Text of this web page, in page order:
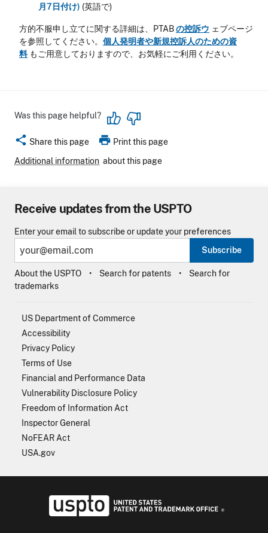
月7日付け) (英語で)
方的不服申し立てに関する詳細は、PTABの控訴ウ ェブページ
を参照してください。 個人発明者や新規控訴人のための資
料もご用意しておりますので、お気軽にご利用ください。
Was this page helpful?
share Share this page print Print this page
Additional information about this page
Receive updates from the USPTO
Enter your email to subscribe or update your preferences
Subscribe
About the USPTO Search for patents
Search for
trademarks
US Department of Commerce
Accessibility
Privacy Policy
Terms of Use
Financial and Performance Data
Vulnerability Disclosure Policy
Freedom of Information Act
Inspector General
NoFEAR Act
USA.gov